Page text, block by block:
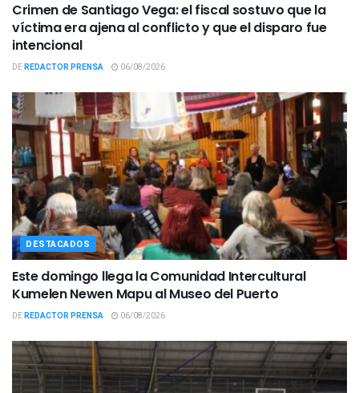
Crimen de Santiago Vega: el fiscal sostuvo que la
víctima era ajena al conflicto y que el disparo fue
intencional
DEREDACTOR PRENSA 06/08/2026
DESTACADOS
Este domingo llega la Comunidad Intercultural
Kumelen Newen Mapu al Museo del Puerto
DEREDACTOR PRENSA 06/08/2026